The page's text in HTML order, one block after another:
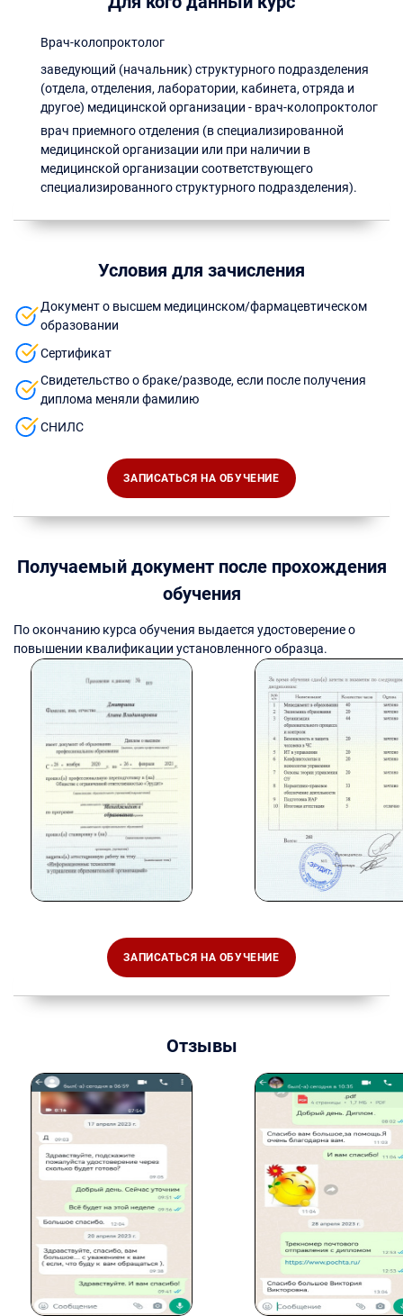
Врач-колопроктолог
заведующий (начальник) структурного подразделения
(отдела, отделения, лаборатории, кабинета, отряда и
другое) медицинской организации - врач-колопроктолог
врач приемного отделения (в специализированной
медицинской организации или при наличии в
медицинской организации соответствующего
специализированного структурного подразделения).
Условия для зачисления
Документ о высшем медицинском/фармацевтическом
образовании
Сертификат
Свидетельство о браке/разводе, если после получения
диплома меняли фамилию
СНИЛС
ЗАПИСАТЬСЯ НА ОБУЧЕНИЕ
Получаемый документ после прохождения
обучения
По окончанию курса обучения выдается удостоверение о
повышении квалификации установленного образца.
ЗАПИСАТЬСЯ НА ОБУЧЕНИЕ
Отзывы